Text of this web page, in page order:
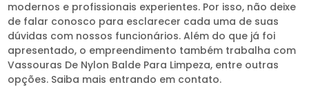
modernos e profissionais experientes. Por isso, não deixe
de falar conosco para esclarecer cada uma de suas
dúvidas com nossos funcionários. Além do que já foi
apresentado, o empreendimento também trabalha com
Vassouras De Nylon Balde Para Limpeza, entre outras
opções. Saiba mais entrando em contato.